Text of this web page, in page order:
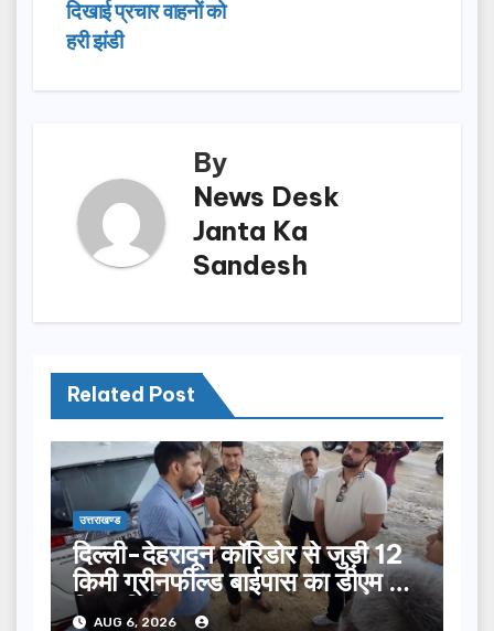
o
k
n
दिखाई प्रचार वाहनों को
हरी झंडी
By
News Desk
Janta Ka
Sandesh
Related Post
उत्तराखण्ड
दिल्ली-देहरादून कॉरिडोर से जुड़ी 12
किमी ग्रीनफील्ड बाईपास का डीएम ने
किया निरीक्षण…
AUG 6, 2026